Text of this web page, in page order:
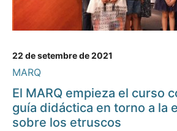
22 de setembre de 2021
MARQ
El MARQ empieza el curso
guía didáctica en torno a la
sobre los etruscos